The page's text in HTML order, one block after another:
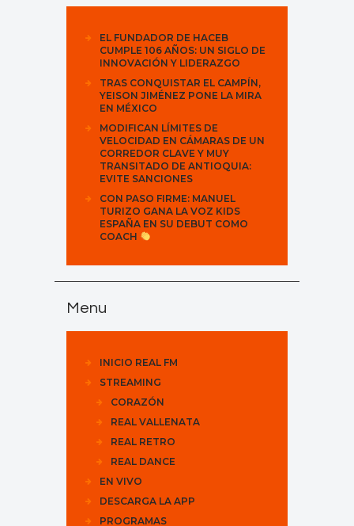
EL FUNDADOR DE HACEB
CUMPLE 106 AÑOS: UN SIGLO DE
INNOVACIÓN Y LIDERAZGO
TRAS CONQUISTAR EL CAMPÍN,
YEISON JIMÉNEZ PONE LA MIRA
EN MÉXICO
MODIFICAN LÍMITES DE
VELOCIDAD EN CÁMARAS DE UN
CORREDOR CLAVE Y MUY
TRANSITADO DE ANTIOQUIA:
EVITE SANCIONES
CON PASO FIRME: MANUEL
TURIZO GANA LA VOZ KIDS
ESPAÑA EN SU DEBUT COMO
COACH
Menu
INICIO REAL FM
STREAMING
CORAZÓN
REAL VALLENATA
REAL RETRO
REAL DANCE
EN VIVO
DESCARGA LA APP
PROGRAMAS